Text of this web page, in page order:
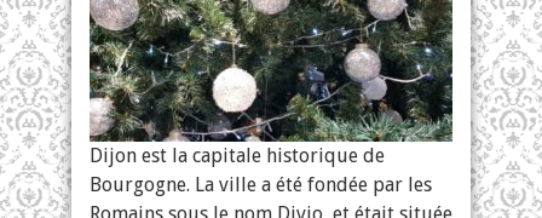
Dijon est la capitale historique de
Bourgogne. La ville a été fondée par les